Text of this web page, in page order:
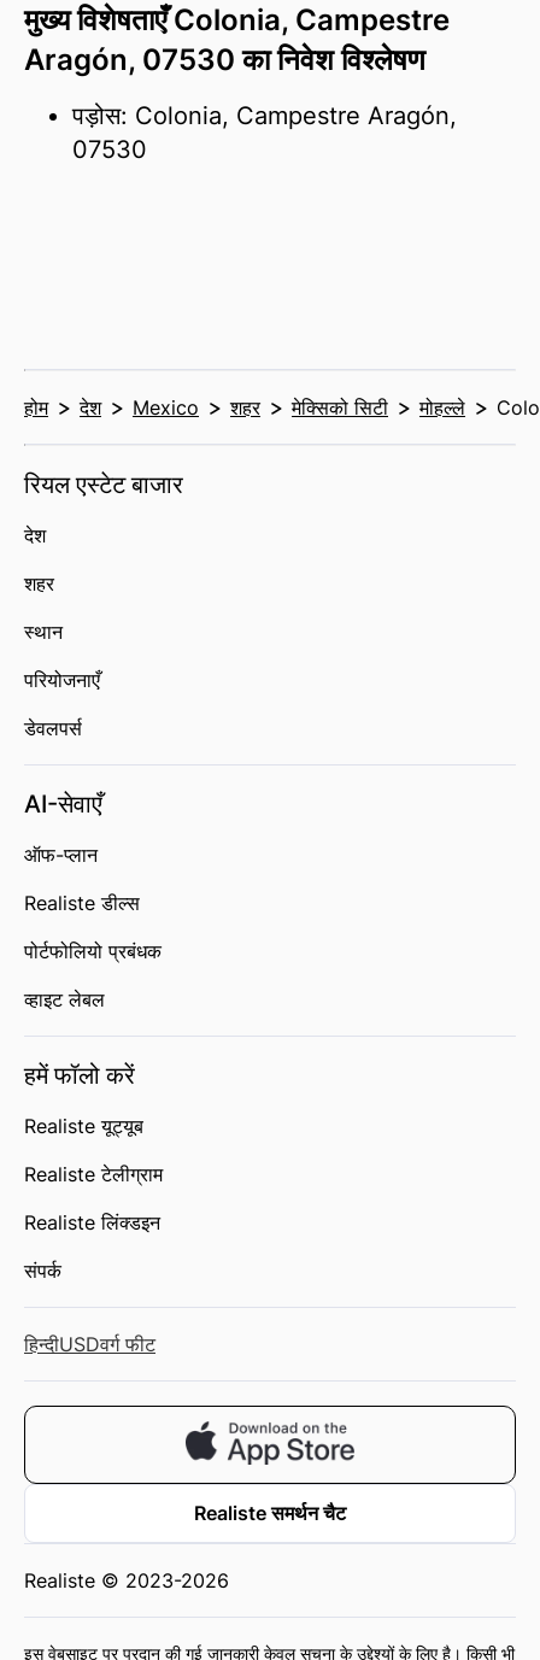
मुख्य विशेषताएँ Colonia, Campestre
Aragón, 07530 का निवेश विश्लेषण
पड़ोस: Colonia, Campestre Aragón,
07530
होम देश Mexico शहर मेक्सिको सिटी मोहल्ले
रियल एस्टेट बाजार
देश
शहर
स्थान
परियोजनाएँ
डेवलपर्स
AI-सेवाएँ
ऑफ-प्लान
Realiste डील्स
पोर्टफोलियो प्रबंधक
व्हाइट लेबल
हमें फॉलो करें
Realiste यूट्यूब
Realiste टेलीग्राम
Realiste लिंक्डइन
संपर्क
हिन्दीUSDवर्ग फीट
Realiste समर्थन चैट
Realiste © 2023-2026
इस वेबसाइट पर प्रदान की गई जानकारी केवल सूचना के उद्देश्यों के लिए है। किसी भी